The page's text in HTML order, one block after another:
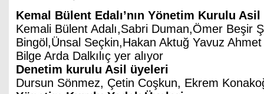
Kemal Bülent Edalı’nın Yönetim Kurulu
Kemali Bülent Adalı,Sabri Duman,Ömer Beşir
Bingöl,Ünsal Seçkin,Hakan Aktuğ Yavuz
Bilge Arda Dalkılıç yer alıyor
Denetim kurulu Asil üyeleri
Dursun Sönmez, Çetin Coşkun, Ekrem